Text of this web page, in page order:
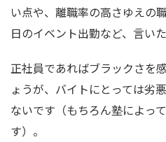
い点や、離職率の高さゆえの
日のイベント出勤など、言い
正社員であればブラックさを
ょうが、バイトにとっては劣
ないです（もちろん塾によっ
す）。